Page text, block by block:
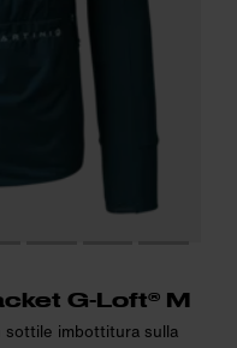
G-Loft® M
sottile imbottitura sulla